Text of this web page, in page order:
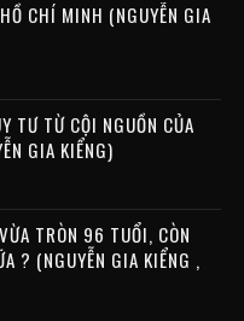
CHÍ MINH (NGUYỄN GIA
TƯ TỪ CỘI NGUỒN CỦA
GIA KIỂNG)
TRÒN 96 TUỔI, CÒN
? (NGUYỄN GIA KIỂNG ,